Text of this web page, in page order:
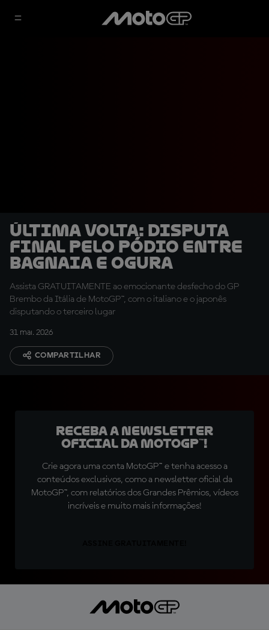
ÚLTIMA VOLTA: Disputa
final pelo pódio entre
Bagnaia e Ogura
Assista GRATUITAMENTE ao emocionante desfecho do GP
Brembo da Itália de MotoGP™, com o italiano e o japonês
disputando o terceiro lugar
31 mai. 2026
COMPARTILHAR
Receba a newsletter
oficial da MotoGP™!
Crie agora uma conta MotoGP™ e tenha acesso a
conteúdos exclusivos, como a newsletter oficial da
MotoGP™, com relatórios dos Grandes Prêmios, vídeos
incríveis e muito mais informações!